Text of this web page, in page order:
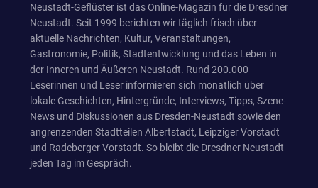
Neustadt-Geflüster ist das Online-Magazin für die Dresdner
Neustadt. Seit 1999 berichten wir täglich frisch über
aktuelle Nachrichten, Kultur, Veranstaltungen,
Gastronomie, Politik, Stadtentwicklung und das Leben in
der Inneren und Äußeren Neustadt. Rund 200.000
Leserinnen und Leser informieren sich monatlich über
lokale Geschichten, Hintergründe, Interviews, Tipps, Szene-
News und Diskussionen aus Dresden-Neustadt sowie den
angrenzenden Stadtteilen Albertstadt, Leipziger Vorstadt
und Radeberger Vorstadt. So bleibt die Dresdner Neustadt
jeden Tag im Gespräch.